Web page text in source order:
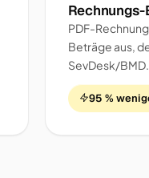
Rechnungs-
PDF-
Beträge aus,
SevDesk/
95 %